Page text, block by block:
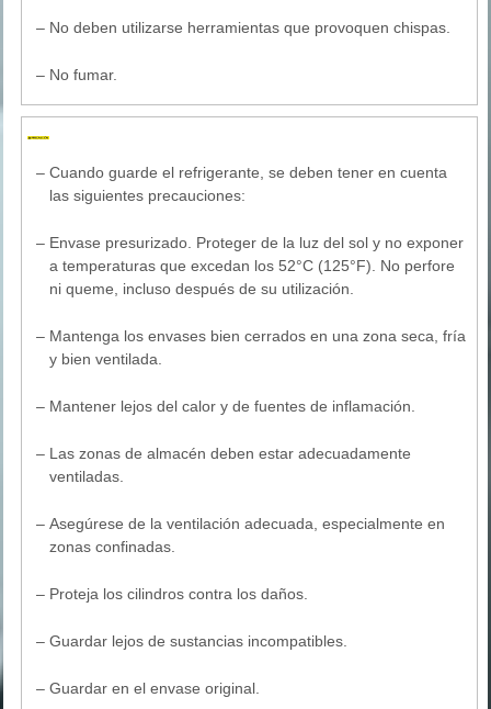
– No deben utilizarse herramientas que provoquen chispas.
– No fumar.
– Cuando guarde el refrigerante, se deben tener en cuenta
las siguientes precauciones:
– Envase presurizado. Proteger de la luz del sol y no exponer
a temperaturas que excedan los 52°C (125°F). No perfore
ni queme, incluso después de su utilización.
– Mantenga los envases bien cerrados en una zona seca, fría
y bien ventilada.
– Mantener lejos del calor y de fuentes de inflamación.
– Las zonas de almacén deben estar adecuadamente
ventiladas.
– Asegúrese de la ventilación adecuada, especialmente en
zonas confinadas.
– Proteja los cilindros contra los daños.
– Guardar lejos de sustancias incompatibles.
– Guardar en el envase original.